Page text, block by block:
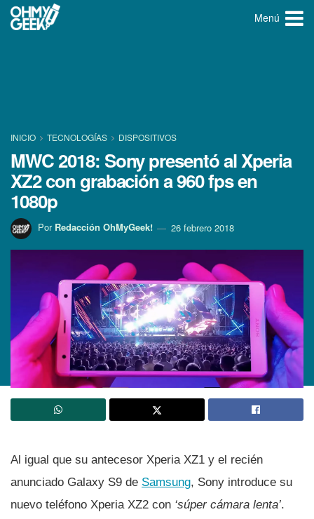
Menú
INICIO TECNOLOGÍ­AS DISPOSITIVOS
MWC 2018: Sony presentó al Xperia
XZ2 con grabación a 960 fps en
1080p
Por Redacción OhMyGeek! 26 febrero 2018
Al igual que su antecesor Xperia XZ1 y el recién
anunciado Galaxy S9 de Samsung, Sony introduce su
nuevo teléfono Xperia XZ2 con ‘súper cámara lenta’.